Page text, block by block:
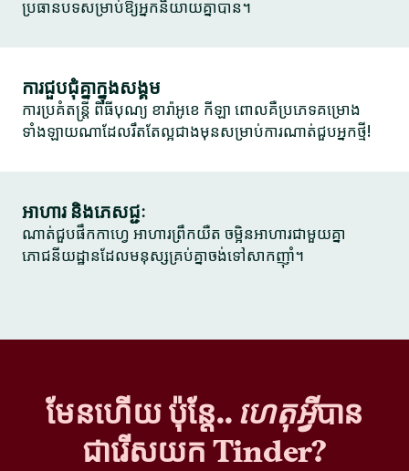
ប្រធានបទសម្រាប់ឱ្យអ្នកនិយាយគ្នាបាន។
ការជួបជុំគ្នាក្នុងសង្គម
ការប្រគំតន្ត្រី ពិធីបុណ្យ ខារ៉ាអូខេ កីឡា ពោលគឺប្រភេទគម្រោង
ទាំងឡាយណាដែលរឹតតែល្អជាងមុនសម្រាប់ការណាត់ជួបអ្នកថ្មី!
អាហារ និងភេសជ្ជៈ
ណាត់ជួបផឹកកាហ្វេ អាហារព្រឹកយឺត ចម្អិនអាហារជាមួយគ្នា
ភោជនីយដ្ឋានដែលមនុស្សគ្រប់គ្នាចង់ទៅសាកញ៉ាំ។
មែនហើយ ប៉ុន្តែ.. ហេតុអ្វីបាន
ជារើសយក Tinder?